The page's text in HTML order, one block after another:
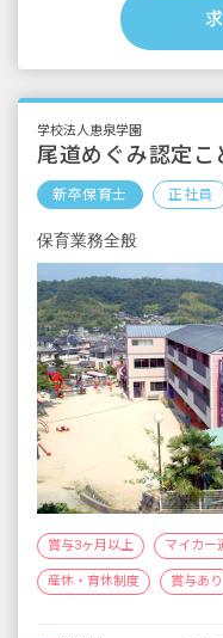
■早
■夜間
■賞与
※3月
等の
※試
学校法人恵泉学園
尾道めぐみ認定こ
新卒保育士 正社員
保育業務全般
賞与3ヶ月以上 マイカー
産休・育休制度 賞与あり